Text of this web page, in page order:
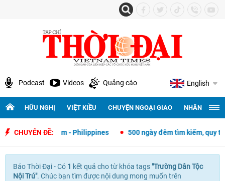
Podcast Videos Quảng cáo English
HỮU NGHỊ VIỆT KIỀU CHUYỆN NGOẠI GIAO NHÂN
CHUYÊN ĐỀ:
giao Việt Nam - Philippines 500 ngày đêm tìm kiếm, quy
Báo Thời Đại - Có 1 kết quả chotừ khóa tags "Trường Dân Tộc
Nội Trú". Chúc bạn tìm được nội dung mong muốn trên